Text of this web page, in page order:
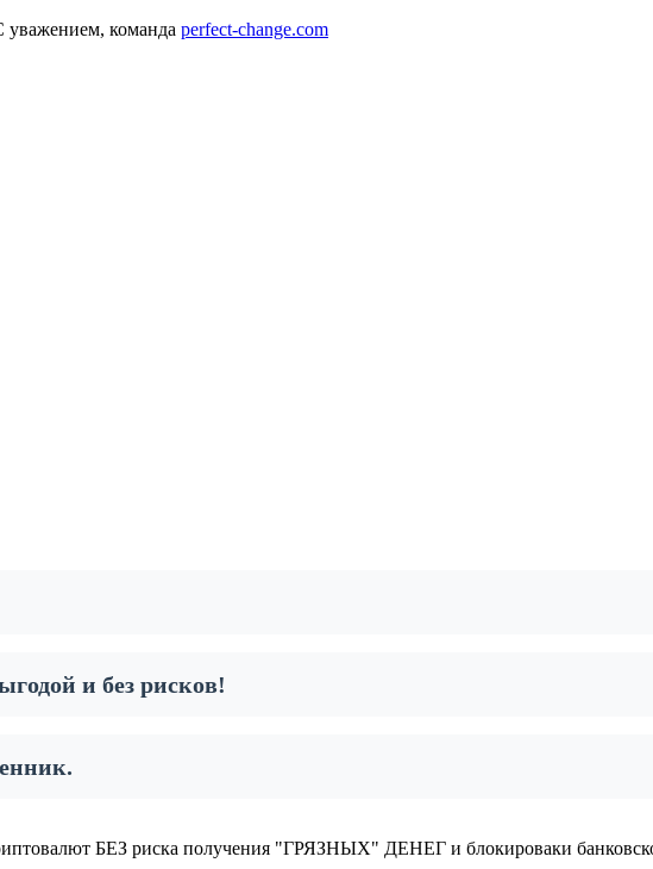
команда perfect-change.com
и без рисков!
БЕЗ риска получения "ГРЯЗНЫХ" ДЕНЕГ и блокироваки